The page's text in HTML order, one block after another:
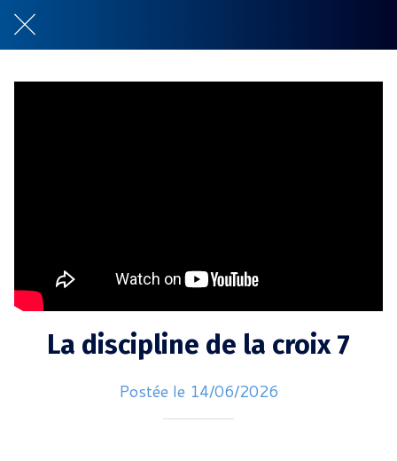
La discipline de la croix 7
Postée le 14/06/2026